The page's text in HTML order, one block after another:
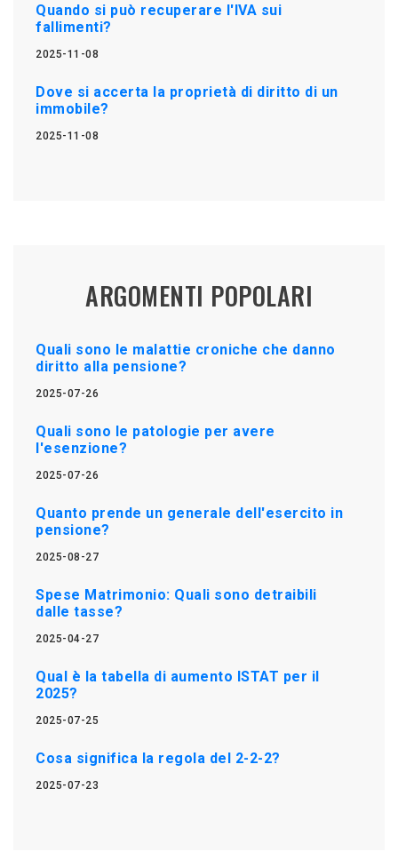
Quando si può recuperare l'IVA sui
fallimenti?
2025-11-08
Dove si accerta la proprietà di diritto di un
immobile?
2025-11-08
ARGOMENTI POPOLARI
Quali sono le malattie croniche che danno
diritto alla pensione?
2025-07-26
Quali sono le patologie per avere
l'esenzione?
2025-07-26
Quanto prende un generale dell'esercito in
pensione?
2025-08-27
Spese Matrimonio: Quali sono detraibili
dalle tasse?
2025-04-27
Qual è la tabella di aumento ISTAT per il
2025?
2025-07-25
Cosa significa la regola del 2-2-2?
2025-07-23